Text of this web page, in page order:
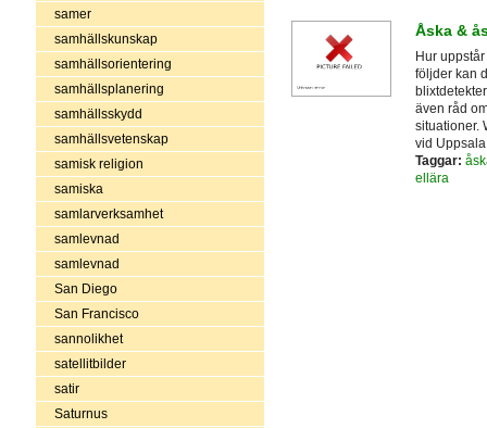
samer
samhällskunskap
samhällsorientering
samhällsplanering
samhällsskydd
samhällsvetenskap
samisk religion
samiska
samlarverksamhet
samlevnad
samlevnad
San Diego
San Francisco
sannolikhet
satellitbilder
satir
Saturnus
Åska &
Hur
följder kan
även råd
situationer.
vid
Taggar:
ellära